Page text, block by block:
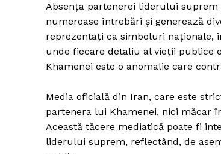
Absența partenerei liderului
numeroase întrebări și generează
reprezentați ca simboluri naționale,
unde fiecare detaliu al vieții publice
Khamenei este o anomalie care
Media oficială din Iran, care este
partenera lui Khamenei, nici măcar
Această tăcere mediatică poate fi
liderului suprem, reflectând, de